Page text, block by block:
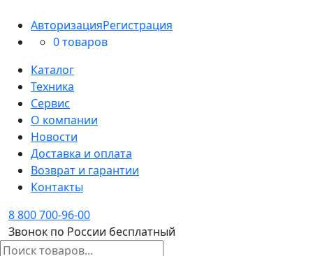
АвторизацияРегистрация
0 товаров
Каталог
Техника
Сервис
О компании
Новости
Доставка и оплата
Возврат и гарантии
Контакты
8 800 700-96-00
Звонок по России бесплатный
Поиск